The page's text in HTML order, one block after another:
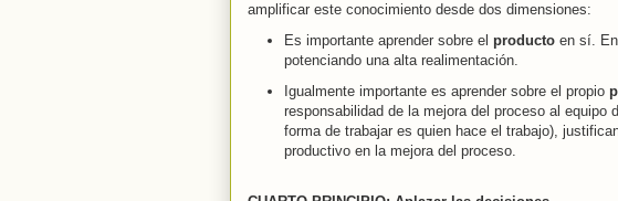
amplificar este conocimiento desde dos dimensiones:
Es importante aprender sobre el producto en sí.
potenciando una alta realimentación.
Igualmente importante es aprender sobre el propio
responsabilidad de la mejora del proceso al equipo
forma de trabajar es quien hace el trabajo),
productivo en la mejora del proceso.